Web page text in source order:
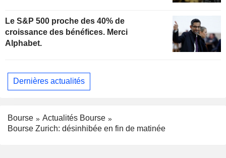
Le S&P 500 proche des 40% de
croissance des bénéfices. Merci
Alphabet.
Dernières actualités
Bourse
Actualités Bourse
Bourse Zurich: désinhibée en fin de matinée